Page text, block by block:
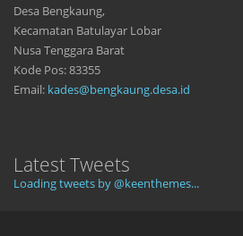
Desa Bengkaung,
Kecamatan Batulayar Lobar
Nusa Tenggara Barat
Kode Pos: 83355
Email: kades@bengkaung.desa.id
Latest Tweets
Loading tweets by @keenthemes...